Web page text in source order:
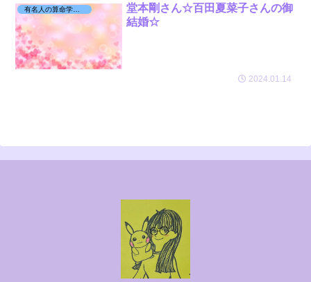
有名人の算命学日記☆
堂本剛さん☆百田夏菜子さんの御
結婚☆
2024.01.14